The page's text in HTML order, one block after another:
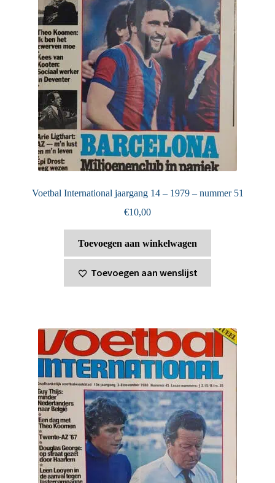
Voetbal International jaargang 14 – 1979 – nummer 51
€10,00
Toevoegen aan winkelwagen
Toevoegen aan wenslijst